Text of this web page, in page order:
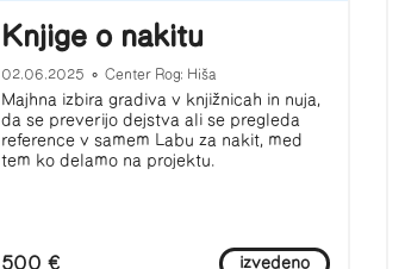
Knjige o nakitu
02.06.2025 • Center Rog: Hiša
Majhna izbira gradiva v knjižnicah in nuja,
da se preverijo dejstva ali se pregleda
reference v samem Labu za nakit, med
tem ko delamo na projektu.
500 € izvedeno